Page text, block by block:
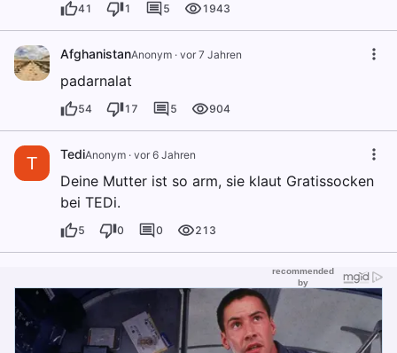
41 1 5 1943
AfghanistanAnonym · vor 7 Jahren
padarnalat
54 17 5 904
T TediAnonym · vor 6 Jahren
Deine Mutter ist so arm, sie klaut Gratissocken
bei TEDi.
5 0 0 213